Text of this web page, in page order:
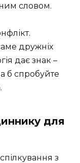
словом.
дружніх
дає знак –
б спробуйте
для
з